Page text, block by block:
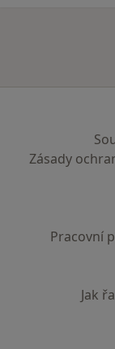
Zásady
Pracovní
Jak